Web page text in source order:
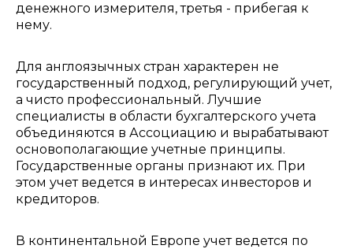
денежного измерителя, третья - прибегая к
нему.
Для англоязычных стран характерен не
государственный подход, регулирующий учет,
а чисто профессиональный. Лучшие
специалисты в области бухгалтерского учета
объединяются в Ассоциацию и вырабатывают
основополагающие учетные принципы.
Государственные органы признают их. При
этом учет ведется в интересах инвесторов и
кредиторов.
В континентальной Европе учет ведется по